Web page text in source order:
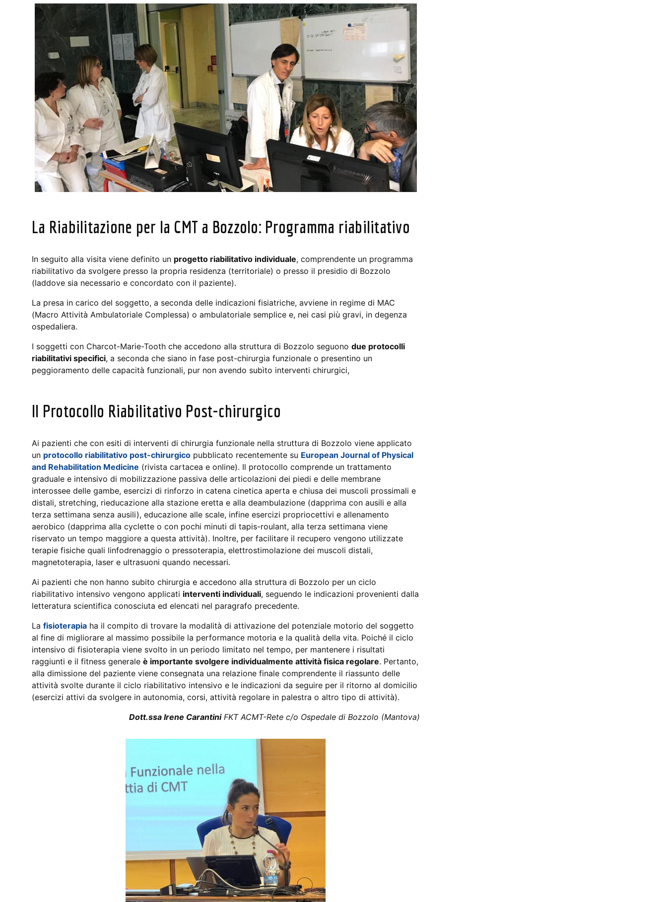
La Riabilitazione per la CMT a Bozzolo: Programma riabilitativo
In seguito alla visita viene definito un progetto riabilitativo individuale, comprendente un programma
riabilitativo da svolgere presso la propria residenza (territoriale) o presso il presidio di Bozzolo
(laddove sia necessario e concordato con il paziente).
La presa in carico del soggetto, a seconda delle indicazioni fisiatriche, avviene in regime di MAC
(Macro Attività Ambulatoriale Complessa) o ambulatoriale semplice e, nei casi più gravi, in degenza
ospedaliera.
I soggetti con Charcot-Marie-Tooth che accedono alla struttura di Bozzolo seguono due protocolli
riabilitativi specifici, a seconda che siano in fase post-chirurgia funzionale o presentino un
peggioramento delle capacità funzionali, pur non avendo subìto interventi chirurgici,
Il Protocollo Riabilitativo Post-chirurgico
Ai pazienti che con esiti di interventi di chirurgia funzionale nella struttura di Bozzolo viene applicato
un protocollo riabilitativo post-chirurgico pubblicato recentemente su European Journal of Physical
and Rehabilitation Medicine (rivista cartacea e online). Il protocollo comprende un trattamento
graduale e intensivo di mobilizzazione passiva delle articolazioni dei piedi e delle membrane
interossee delle gambe, esercizi di rinforzo in catena cinetica aperta e chiusa dei muscoli prossimali e
distali, stretching, rieducazione alla stazione eretta e alla deambulazione (dapprima con ausili e alla
terza settimana senza ausili), educazione alle scale, infine esercizi propriocettivi e allenamento
aerobico (dapprima alla cyclette o con pochi minuti di tapis-roulant, alla terza settimana viene
riservato un tempo maggiore a questa attività). Inoltre, per facilitare il recupero vengono utilizzate
terapie fisiche quali linfodrenaggio o pressoterapia, elettrostimolazione dei muscoli distali,
magnetoterapia, laser e ultrasuoni quando necessari.
Ai pazienti che non hanno subito chirurgia e accedono alla struttura di Bozzolo per un ciclo
riabilitativo intensivo vengono applicati interventi individuali, seguendo le indicazioni provenienti dalla
letteratura scientifica conosciuta ed elencati nel paragrafo precedente.
La fisioterapia ha il compito di trovare la modalità di attivazione del potenziale motorio del soggetto
al fine di migliorare al massimo possibile la performance motoria e la qualità della vita. Poiché il ciclo
intensivo di fisioterapia viene svolto in un periodo limitato nel tempo, per mantenere i risultati
raggiunti e il fitness generale è importante svolgere individualmente attività fisica regolare. Pertanto,
alla dimissione del paziente viene consegnata una relazione finale comprendente il riassunto delle
attività svolte durante il ciclo riabilitativo intensivo e le indicazioni da seguire per il ritorno al domicilio
(esercizi attivi da svolgere in autonomia, corsi, attività regolare in palestra o altro tipo di attività).
Dott.ssa Irene CarantiniFKT ACMT-Rete c/o Ospedale di Bozzolo (Mantova)